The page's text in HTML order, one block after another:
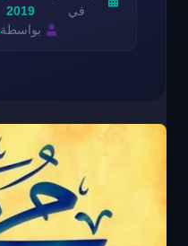
في
2019
بواسطة